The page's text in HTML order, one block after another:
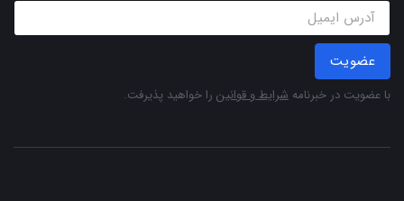
عضویت
با عضویت در خبرنامه شرایط و قوانین را خواهید پذیرفت.